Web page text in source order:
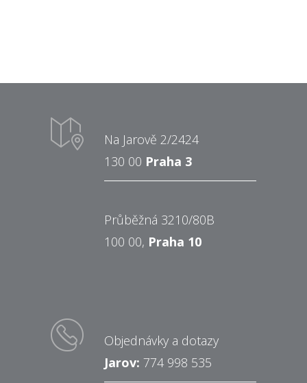
Na Jarově 2/2424
130 00 Praha 3
Průběžná 3210/80B
100 00, Praha 10
Objednávky a dotazy
Jarov: 774 998 535